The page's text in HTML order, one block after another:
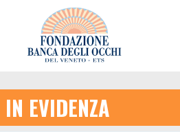
IN EVIDENZA